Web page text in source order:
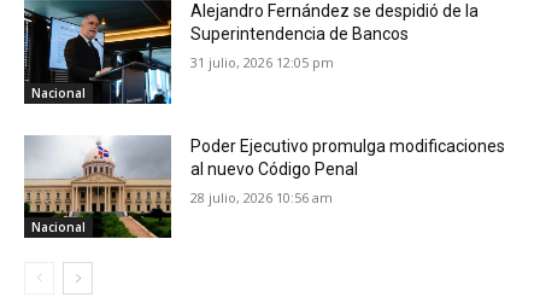
Nacional
Alejandro Fernández se despidió de la
Superintendencia de Bancos
31 julio, 2026 12:05 pm
Nacional
Poder Ejecutivo promulga modificaciones
al nuevo Código Penal
28 julio, 2026 10:56 am